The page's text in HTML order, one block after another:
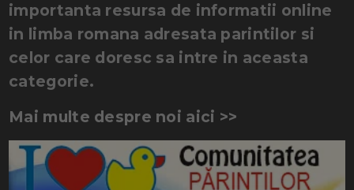
importanta resursa de informatii online
in limba romana adresata parintilor si
celor care doresc sa intre in aceasta
categorie.
Mai multe despre noi aici >>